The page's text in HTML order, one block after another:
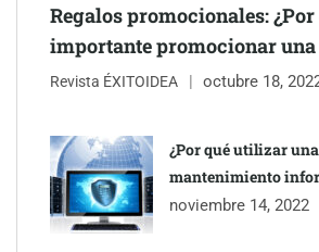
Última llamada: los destinos con las
Regalos promocionales: ¿Por
importante promocionar una
Revista ÉXITOIDEA octubre 18,
¿Por qué utilizar
mantenimiento
noviembre 14, 2022